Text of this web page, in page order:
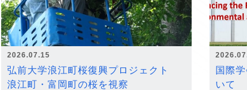
2026.07.15
弘前大学浪江町桜復興プロジェクト
浪江町・富岡町の桜を視察
国際
いて